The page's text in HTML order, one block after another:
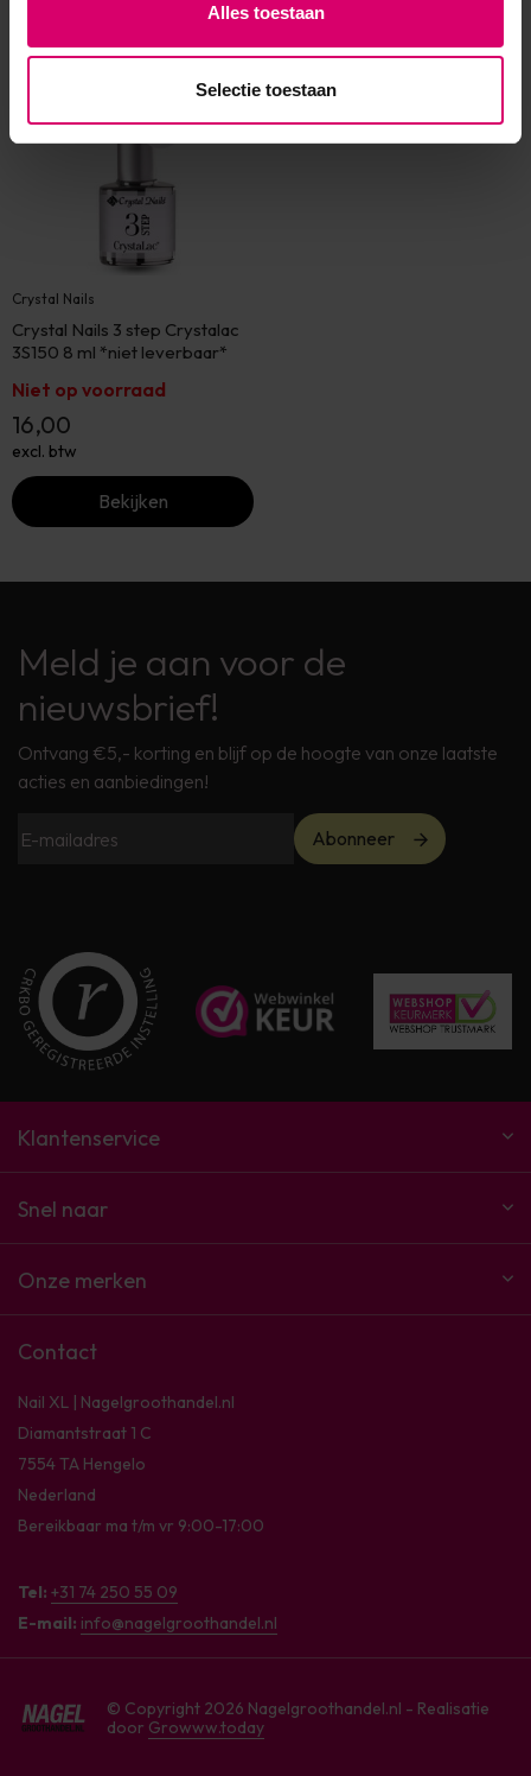
Alles toestaan
Selectie toestaan
Crystal Nails
Crystal Nails 3 step Crystalac
3S150 8 ml *niet leverbaar*
Niet op voorraad
16,00
excl. btw
Bekijken
Meld je aan voor de
nieuwsbrief!
Ontvang €5,- korting en blijf op de hoogte van onze laatste
acties en aanbiedingen!
Abonneer
Klantenservice
Snel naar
Onze merken
Contact
Nail XL | Nagelgroothandel.nl
Diamantstraat 1 C
7554 TA Hengelo
Nederland
Bereikbaar ma t/m vr 9:00-17:00
Tel: +31 74 250 55 09
E-mail: info@nagelgroothandel.nl
© Copyright 2026 Nagelgroothandel.nl - Realisatie
door Growww.today